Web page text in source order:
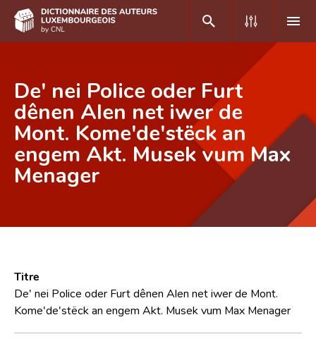
DE FR
Accueil
Auteur(e)s A-Z
Recherche avancée
Équipe scientifique
Contact
De' nei Police oder Furt
dênen Alen net iwer de
Mont. Kome'de'stëck an
engem Akt. Musek vum Max
Menager
Titre
De' nei Police oder Furt dênen Alen net iwer de Mont.
Kome'de'stëck an engem Akt. Musek vum Max Menager